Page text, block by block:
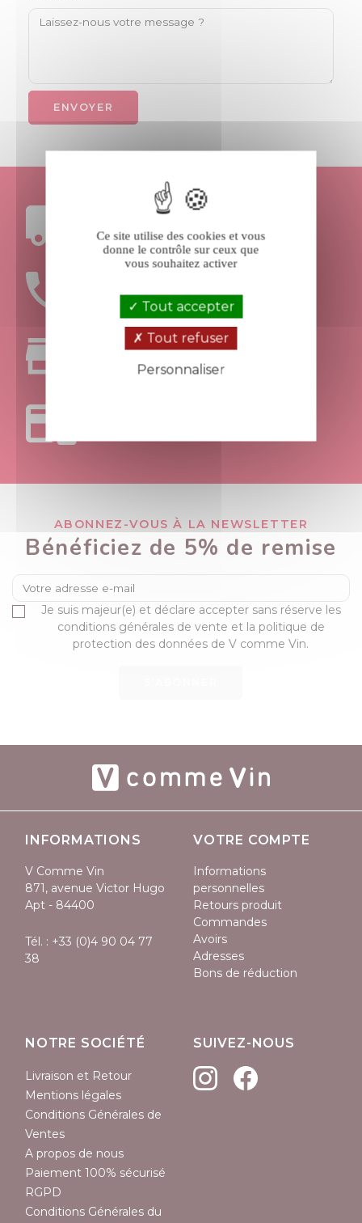
OFFERTS DÈS 199€ D’ACHAT
À VOTRE ÉCOUTE
RETRAIT
AU MAGASIN APT - 84
ABONNEZ-VOUS À LA NEWSLETTER
Bénéficiez de 5% de remise
Je suis majeur(e) et déclare accepter sans réserve les
conditions générales de vente et la politique de
protection des données de V comme Vin.
INFORMATIONS
V Comme Vin
871, avenue Victor Hugo
Apt - 84400
Tél. : +33 (0)4 90 04 77
38
VOTRE COMPTE
Informations
personnelles
Retours produit
Commandes
Avoirs
Adresses
Bons de réduction
NOTRE SOCIÉTÉ
Livraison et Retour
Mentions légales
Conditions Générales de
Ventes
A propos de nous
Paiement 100% sécurisé
RGPD
Conditions Générales du
SUIVEZ-NOUS
Ce site utilise des cookies et vous
donne le contrôle sur ceux que
vous souhaitez activer
Tout accepter
Tout refuser
Personnaliser